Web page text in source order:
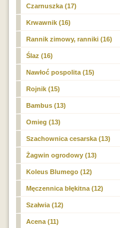
Czarnuszka (17)
Krwawnik (16)
Rannik zimowy, ranniki (16)
Ślaz (16)
Nawłoć pospolita (15)
Rojnik (15)
Bambus (13)
Omieg (13)
Szachownica cesarska (13)
Żagwin ogrodowy (13)
Koleus Blumego (12)
Męczennica błękitna (12)
Szałwia (12)
Acena (11)